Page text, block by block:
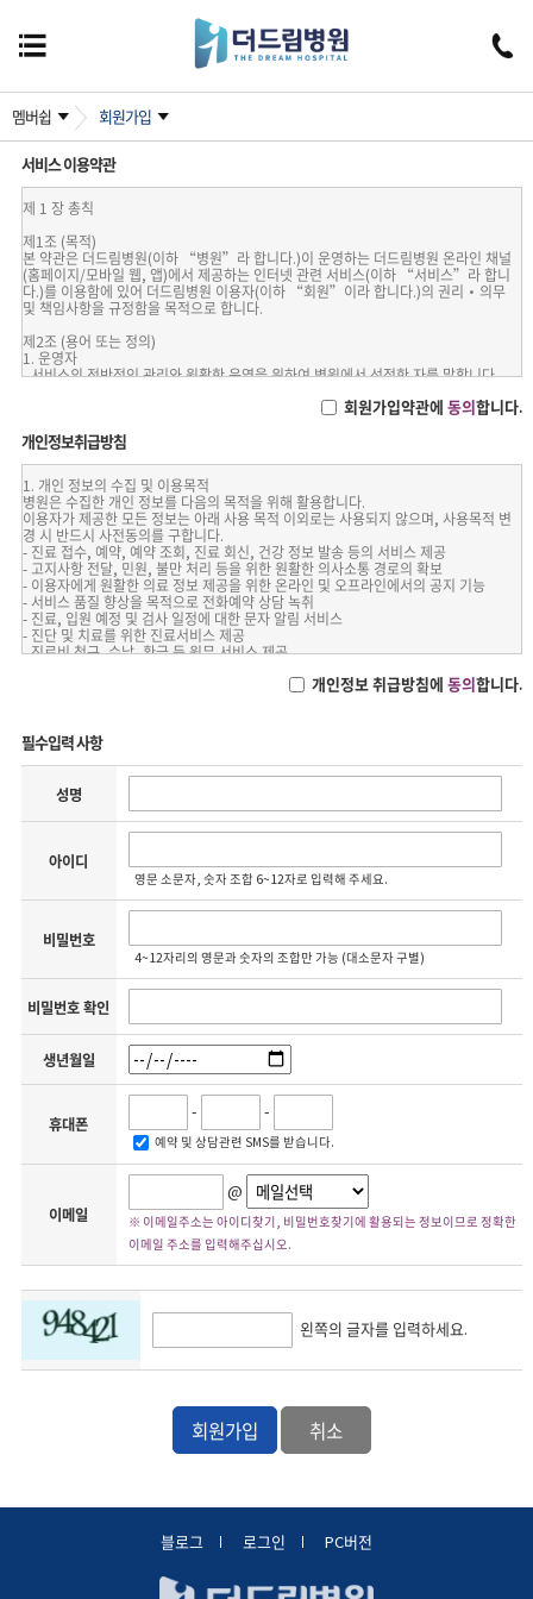
멤버쉽 회원가입
서비스 이용약관
제 1 장 총칙
제1조 (목적)
본 약관은 더드림병원(이하 “병원”라 합니다.)이 운영하는 더드림병원 온라인 채널
(홈페이지/모바일 웹, 앱)에서 제공하는 인터넷 관련 서비스(이하 “서비스”라 합니
다.)를 이용함에 있어 더드림병원 이용자(이하 “회원”이라 합니다.)의 권리·의무
및 책임사항을 규정함을 목적으로 합니다.
제2조 (용어 또는 정의)
1. 운영자
- 서비스의 전반적인 관리와 원활한 운영을 위하여 병원에서 선정한 자를 말합니다.
- 더드림병원 온라인 채널(홈페이지/모바일 웹, 앱)에 본 약관에 따라 회원으로 가입하
3. 가입
스 이용계약을 완료시키는 행위
4. 계정(ID)
- 회원의 식별과 회원의 서비스 이용을 위하여 회원이 선정하고 병원이 규정하는 문자
와 숫자의 조합을 말합니다.
5. 비밀번호
- 회원이 부여받은 계정과 일치되는 회원임을 확인하고 회원의 정보 및 권익 보호를 위
해 회원 자신이 선정하여 비밀로 관리하는 문자, 숫자 또는 특수문자의 조합을 의미합
니다.
6. 개인 정보
- 당해 정보에 포함되어 있는 성명, 생년월일(외국인 등록번호), 주소, 연락처 등의 사
항에 의하여 특정 개인을 식별할 수 있는 정보(당해 정보만으로는 특정 개인을 인식할
수 없더라도 다른 정보와 용이하게 결합하여 식별할 수 있는 것을 포함한다)를 말합니
제3조 (약관의 게시 및 변경)
1. 병원은 본 약관의 내용과 상호, 병원 소재지, 전자우편, 주소 등을 이용자가 알 수 있
도록 더드림병원 온라인채널(홈페이지/모바일 웹, 앱)에 게시합니다.
2. 병원은 불가피한 사정이 있는 경우 관계법령을 위배하지 않는 범위에서 본 약관을
개정할 수 있습니다.
3. 병원은 약관을 개정할 경우에는 전항과 같은 방법으로 공지 또는 통보함으로써 효력
4. 이 약관에서 정하지 아니한 사항과 이 약관의 해석에 관하여는 관계법령 또는 상관
례에 따릅니다.
제4조 (서비스의 내용 및 변경)
1) 병원의 의료진 및 진료 일정 안내
2) 병원 또는 연결 사이트를 통해 제공되는 각종 예약 서비스
3) 병원 또는 연결 사이트를 통해 제공하는 건강 상담 서비스
4) 병원에서 제공하는 건강 정보
5) 병원에서 제공하는 의료 정보 통합검색서비스
6) 기타 병원이 정하는 서비스
2. 병원은 불가피한 사정이 있는 경우 제공하는 서비스의 내용을 변경할 수 있으며, 이
경우 변경된 서비스의 내용 및 제공 일자를 명시하여 그 제공 일자 이전 7일 부터 공지
합니다.
3. 병원은 서비스 내용의 변경으로 인하여 이용자가 입은 손해에 대하여 배상하지 아니
제5조 (서비스의 중단)
1. 병원은 시스템 등 장치의 보수 점검·교체 및 고장, 통신의 두절, 기타 불가항력적
사유가 발생한 경우에는 서비스의 제공을 일시적으로 중단할 수 있습니다.
2. 병원은 제1항의 사유로 서비스 제공이 일시적으로 중단됨으로 인하여 이용자 또는
제3자가 입은 손해에 대하여는 배상하지 아니합니다. 단, 병원의 고의 또는 중과실이
있는 경우에는 그러하지 아니합니다.
제6조 (회원가입)
1. 이용자는 병원의 정한 양식에 따라 가입한 후 본 약관에 동의한다는 의사표시를 함
으로써 회원가입을 신청합니다.
2. 병원은 전항과 같이 회원으로 가입할 것을 신청한 이용자 중 이하 각 호에 해당하지
않는 한 회원으로 등록합니다.
2) 등록내용에 허위, 기재누락, 오기가 있는 경우.
3) 기타 회원으로 등록하는 것이 병원의 기술상 또는 업무 수행 상 현저히 지장이 있다
3. 회원가입계약의 성립 시기는 병원이 승낙한 시점으로 합니다.
또는 기타 방법으로 병원에 그 변경사항을 알려야 합니다. 회원정보를 수정하지 않음으
로 인하여 발생하는 모든 책임은 회원에게 있습니다.
제7조 (회원 탈퇴 및 자격 상실 등)
회원가입약관에동의합니다.
개인정보취급방침
1. 개인 정보의 수집 및 이용목적
병원은 수집한 개인 정보를 다음의 목적을 위해 활용합니다.
이용자가 제공한 모든 정보는 아래 사용 목적 이외로는 사용되지 않으며, 사용목적 변
경 시 반드시 사전동의를 구합니다.
- 진료 접수, 예약, 예약 조회, 진료 회신, 건강 정보 발송 등의 서비스 제공
- 고지사항 전달, 민원, 불만 처리 등을 위한 원활한 의사소통 경로의 확보
- 이용자에게 원활한 의료 정보 제공을 위한 온라인 및 오프라인에서의 공지 기능
- 서비스 품질 향상을 목적으로 전화예약 상담 녹취
- 진료, 입원 예정 및 검사 일정에 대한 문자 알림 서비스
- 진단 및 치료를 위한 진료서비스 제공
- 진료비 청구, 수납, 환급 등 원무 서비스 제공
- 의료법, 형법 등 관계 법령에 의거한 정보 제공
2. 수집하는 개인정보의 항목 및 방법
병원은 회원가입 시 서비스 이용을 위한 최소한의 개인 정보만을 수집합니다. 병원의
서비스를 제공하기 위한 목적으로 개인 정보를 수집·이용하고 있습니다.
[진료정보]
- 수집항목 : 성명, 생년월일(외국인 등록번호), 주소, 연락처, 진료기록 등
[홈페이지 회원가입 시 수집항목]
- 수집항목 : 성명, 아이디, 비밀번호, 생년월일(외국인 등록번호), 성별, 주소, 연락처
(전화번호, 휴대폰 번호), 이메일
- 서비스 이용 과정이나 서비스 제공 업무 처리 과정에서 다음과 같은 정보들이 자동으
로 생성되어 수집될 수 있습니다.(서비스 이용 기록, 접속 로그, 쿠키, 접속 IP 정보)
[개인 정보 수집 방법]
- 병원은 고객이 진료예약 신청, 개인 정보 변경 등 서면 양식, 병원에서 운영하는 홈페
이지 회원가입, 전화, 팩스, 상담 게시판, 이메일, 이벤트 응모를 통해 개인 정보를 수집
합니다.
3. 개인정보의 이용 및 보유 기간
병원은 개인 정보 수집 및 이용목적이 달성된 후에는 예외 없이 해당 정보를 지체 없이
파기합니다.
- 홈페이지 : 회원가입을 탈퇴 시(홈페이지 1년 이상 미이용 시에는 개인 정보가 분리
보관되며 2년 이상 미이용 시에는 개인 정보 파기 및 계정 삭제됨)
- 설문조사, 행사, 우편물 발송 : 해당 설문조사 및 행사 종료, 우편물 발송 완료일까지
- 기타 : 수집 목적이 달성되더라도 관련 법령의 규정에 의하여 보존이 필요한 경우에는
귀하의 개인 정보를 보유할 수 있습니다.
- 신용카드 정보 : 신용 정보의 이용 및 보호에 관한 법률에 따라 3년간 보존
- 병원 내 진료와 관련된 진료정보 서비스의 제공을 위하여 수집된 경우, 진료비 수납 :
1) 개인 정보 분리보관 (휴면 대상) 회원
- 대상 : 병원 홈페이지 통합 회원의 1년 이상 온라인 채널 이용 실적이 없는 회원
- 이용 실적 : 로그인이 필요한 모든 온라인 서비스의 사용 이력
- 정보처리 : 암호화하여 별도 저장 장치(DB)에 분리보관 (단, 서비스별로 분리보관하
- 통보 및 고지 : 분리보관 30일 전까지 해당 사실, 분리보관 예정 일자, 분리 보관되는
항목 등 전자우편으로 별도 통지
- 관련 법령 : 정보통신망법 제29조 및 동법 시행령 제16조
2) 자동 탈퇴 (계정 삭제) 회원
- 대상 : 병원 홈페이지 통합 회원의 2년 이상 온라인 채널 이용 실적이 없는 회원
관련 개인 정보 일괄 삭제(병원의 홈페이지 등 통합 계정으로 사용 가능한 모든 온라인
- 통보 및 고지 : 계정 삭제 30일 전까지 계정 삭제에 관한 안내 내용 전자우편으로 별도
개인정보 취급방침에동의합니다.
필수입력 사항
성명
아이디
영문 소문자, 숫자 조합 6~12자로 입력해 주세요.
비밀번호
4~12자리의 영문과 숫자의 조합만 가능 (대소문자 구별)
비밀번호 확인
생년월일
휴대폰
- -
예약 및 상담관련 SMS를 받습니다.
이메일
@
※ 이메일주소는 아이디찾기, 비밀번호찾기에 활용되는 정보이므로 정확한
이메일 주소를 입력해주십시오.
왼쪽의 글자를 입력하세요.
회원가입 취소
블로그 로그인 PC버전